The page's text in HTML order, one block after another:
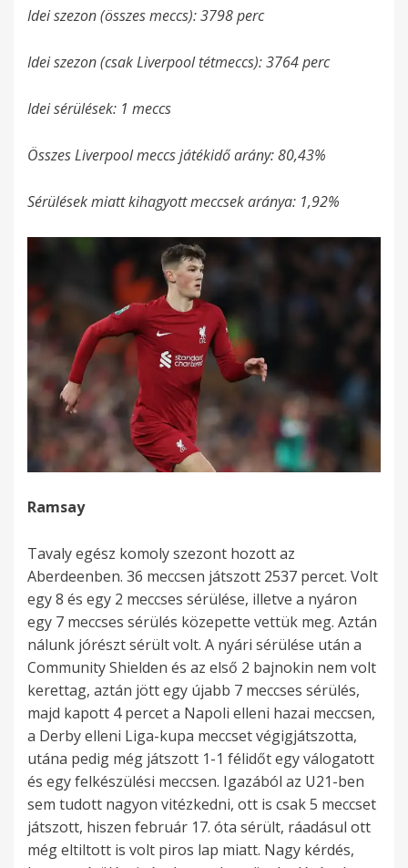
Idei szezon (összes meccs): 3798 perc
Idei szezon (csak Liverpool tétmeccs): 3764 perc
Idei sérülések: 1 meccs
Összes Liverpool meccs játékidő arány: 80,43%
Sérülések miatt kihagyott meccsek aránya: 1,92%
Ramsay
Tavaly egész komoly szezont hozott az
Aberdeenben. 36 meccsen játszott 2537 percet. Volt
egy 8 és egy 2 meccses sérülése, illetve a nyáron
egy 7 meccses sérülés közepette vettük meg. Aztán
nálunk jórészt sérült volt. A nyári sérülése után a
Community Shielden és az első 2 bajnokin nem volt
kerettag, aztán jött egy újabb 7 meccses sérülés,
majd kapott 4 percet a Napoli elleni hazai meccsen,
a Derby elleni Liga-kupa meccset végigjátszotta,
utána pedig még játszott 1-1 félidőt egy válogatott
és egy felkészülési meccsen. Igazából az U21-ben
sem tudott nagyon vitézkedni, ott is csak 5 meccset
játszott, hiszen február 17. óta sérült, ráadásul ott
még eltiltott is volt piros lap miatt. Nagy kérdés,